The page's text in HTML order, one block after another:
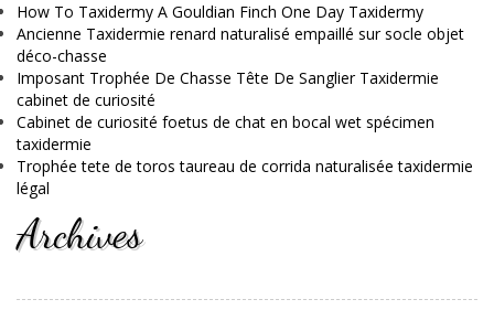
How To Taxidermy A Gouldian Finch One Day Taxidermy
Ancienne Taxidermie renard naturalisé empaillé sur socle objet
déco-chasse
Imposant Trophée De Chasse Tête De Sanglier Taxidermie
cabinet de curiosité
Cabinet de curiosité foetus de chat en bocal wet spécimen
taxidermie
Trophée tete de toros taureau de corrida naturalisée taxidermie
légal
Archives